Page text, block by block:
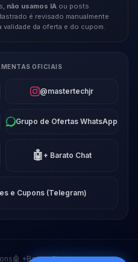
não usamos IA ou posts
é revisado manualmente
da oferta e do cupom.
OFICIAIS
@mastertechjr
Grupo de Ofertas WhatsApp
🤖+ Barato Chat
e Cupons (Telegram)
🤖 +Barato Chat